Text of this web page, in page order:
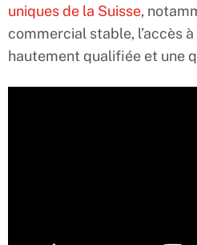
uniques de la Suisse,
commercial stable, l’accès
hautement qualifiée et une